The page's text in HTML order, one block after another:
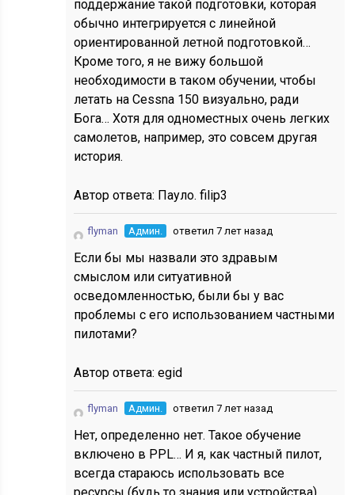
поддержание такой подготовки, которая
обычно интегрируется с линейной
ориентированной летной подготовкой…
Кроме того, я не вижу большой
необходимости в таком обучении, чтобы
летать на Cessna 150 визуально, ради
Бога… Хотя для одноместных очень легких
самолетов, например, это совсем другая
история.
Автор ответа: Пауло. filip3
flyman Админ. ответил 7 лет назад
Если бы мы назвали это здравым
смыслом или ситуативной
осведомленностью, были бы у вас
проблемы с его использованием частными
пилотами?
Автор ответа:egid
flyman Админ. ответил 7 лет назад
Нет, определенно нет. Такое обучение
включено в PPL… И я, как частный пилот,
всегда стараюсь использовать все